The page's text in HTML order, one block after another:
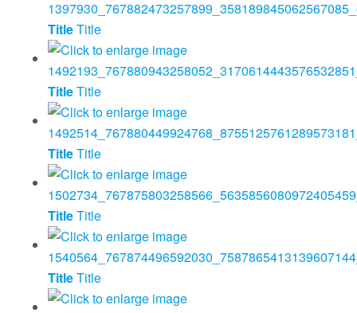
TitleTitle
TitleTitle
TitleTitle
TitleTitle
TitleTitle